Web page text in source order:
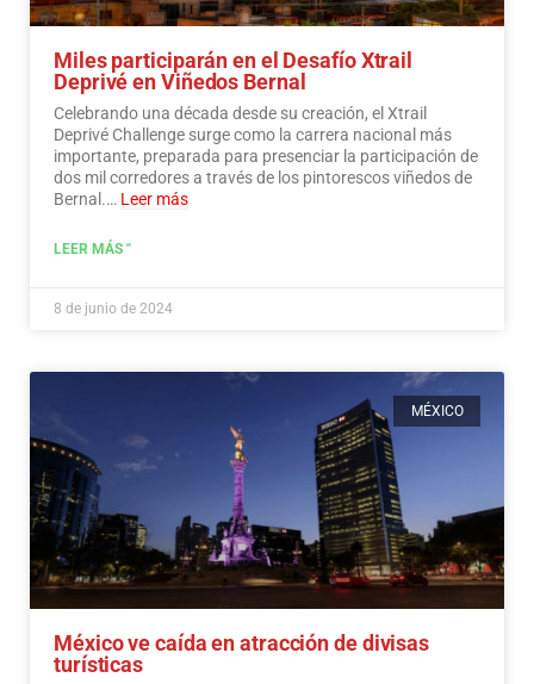
Miles participarán en el Desafío Xtrail
Deprivé en Viñedos Bernal
Celebrando una década desde su creación, el Xtrail
Deprivé Challenge surge como la carrera nacional más
importante, preparada para presenciar la participación de
dos mil corredores a través de los pintorescos viñedos de
Bernal.… Leer más
LEER MÁS "
8 de junio de 2024
MÉXICO
México ve caída en atracción de divisas
turísticas